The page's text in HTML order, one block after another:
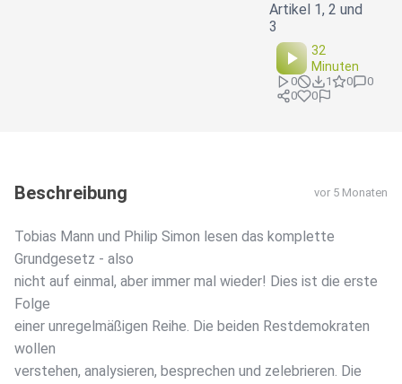
Artikel 1, 2 und
3
32
Minuten
0 1 0
0
0
0
Beschreibung vor 5 Monaten
Tobias Mann und Philip Simon lesen das komplette
Grundgesetz - also
nicht auf einmal, aber immer mal wieder! Dies ist die erste
Folge
einer unregelmäßigen Reihe. Die beiden Restdemokraten
wollen
verstehen, analysieren, besprechen und zelebrieren. Die